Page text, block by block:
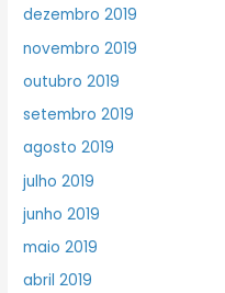
dezembro 2019
novembro 2019
outubro 2019
setembro 2019
agosto 2019
julho 2019
junho 2019
maio 2019
abril 2019